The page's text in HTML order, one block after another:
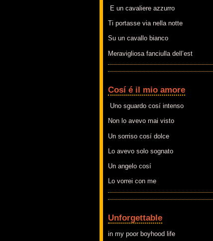
E un cavaliere azzurro
Ti portasse via nella notte
Su un cavallo bianco
Meravigliosa fanciulla dell’est
Cosí é il mio amore
Uno sguardo cosí intenso
Non lo avevo mai visto
Un sorriso cosí dolce
Lo avevo solo sognato
Un angelo cosí
Lo vorrei con me
Unforgettable
in my poor boyhood life